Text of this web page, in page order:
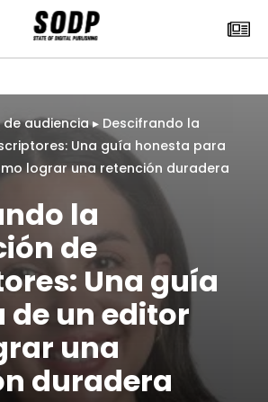
audiencia▸ Descifrando la
Una guía honesta para
lograr una retención duradera
la
de
Una guía
de un editor
una
duradera